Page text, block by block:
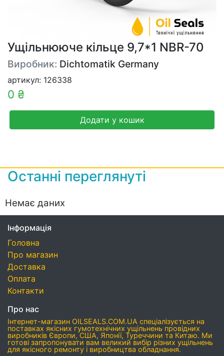
Ущільнююче кільце 9,7*1 NBR-70
Виробник: Dichtomatik Germany
артикул: 126338
0 ₴
Додати у кошик
Останні переглянуті
Немає даних
Інформація
Головна
Про магазин
Доставка
Оплата
Контакти
Про нас
Інтернет-магазин OILSEALS.COM.UA спеціалізується на
поставках якісних гумотехнічних ущільнень провідних
виробників Європи, США, Японії, Туреччини та Китаю. Ми
готові запропонувати вам великий вибір різних ущільнень
для якісного ремонту і виробництва обладнання.